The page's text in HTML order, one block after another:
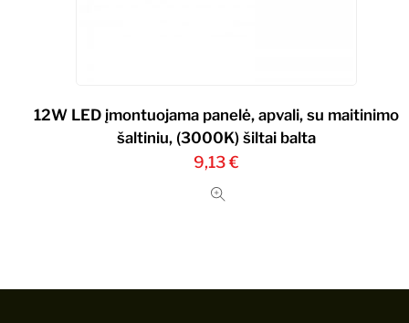
12W LED įmontuojama panelė, apvali, su maitinimo
šaltiniu, (3000K) šiltai balta
9,13€